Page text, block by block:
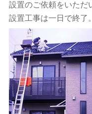
設置のご依頼をいただ
設置工事は一日で終了。